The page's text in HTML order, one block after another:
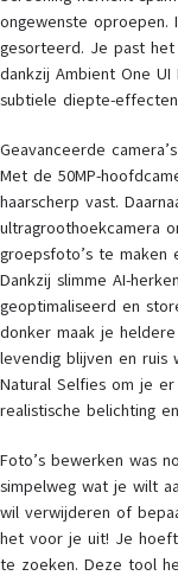
ongewenste oproepen.
gesorteerd. Je past
dankzij Ambient One
subtiele diepte-
Geavanceerde
Met de 50MP-
haarscherp vast.
ultragroothoekcamera
groepsfoto’s te maken
Dankzij slimme AI-
geoptimaliseerd en
donker maak je
levendig blijven en ruis
Natural Selfies om je
realistische belichting
Foto’s bewerken was
simpelweg wat je wilt
wil verwijderen of
het voor je uit! Je
te zoeken. Deze tool